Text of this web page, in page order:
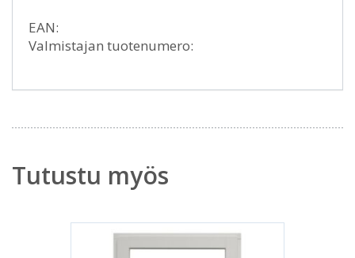
EAN:
Valmistajan tuotenumero:
Tutustu myös